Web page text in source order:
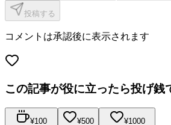
投稿する
コメントは承認後に表示されます
この記事が役に立ったら投げ銭
¥100
¥500
¥1000